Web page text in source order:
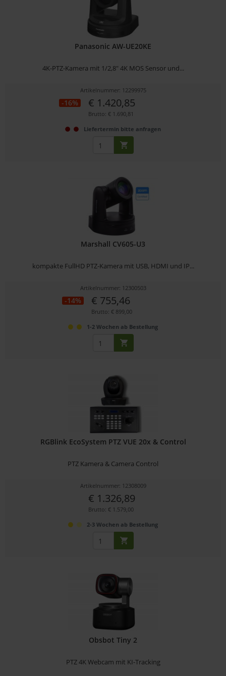
Panasonic AW-UE20KE
4K-PTZ-Kamera mit 1/2,8" 4K MOS Sensor und...
Artikelnummer: 12299975
-16% € 1.420,85
Brutto: € 1.690,81
Liefertermin bitte anfragen
Marshall CV605-U3
kompakte FullHD PTZ-Kamera mit USB, HDMI und IP...
Artikelnummer: 12300503
-14% € 755,46
Brutto: € 899,00
1-2 Wochen ab Bestellung
RGBlink EcoSystem PTZ VUE 20x & Control
PTZ Kamera & Camera Control
Artikelnummer: 12308009
€ 1.326,89
Brutto: € 1.579,00
2-3 Wochen ab Bestellung
Obsbot Tiny 2
PTZ 4K Webcam mit KI-Tracking